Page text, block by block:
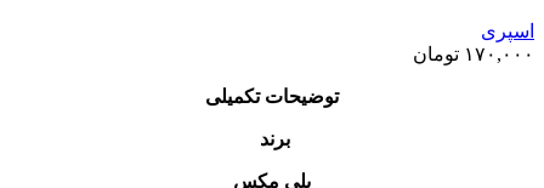
اسپری
۱۷۰,۰۰۰ تومان
توضیحات تکمیلی
برند
پلی مکس